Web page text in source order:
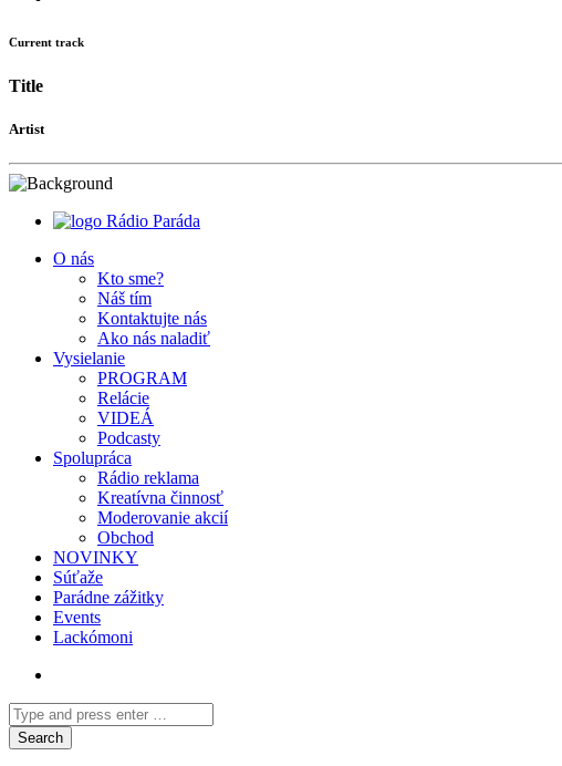
Current track
Title
Artist
Rádio Paráda
O nás
Kto sme?
Náš tím
Kontaktujte nás
Ako nás naladiť
Vysielanie
PROGRAM
Relácie
VIDEÁ
Podcasty
Spolupráca
Rádio reklama
Kreatívna činnosť
Moderovanie akcií
Obchod
NOVINKY
Súťaže
Parádne zážitky
Events
Lackómoni